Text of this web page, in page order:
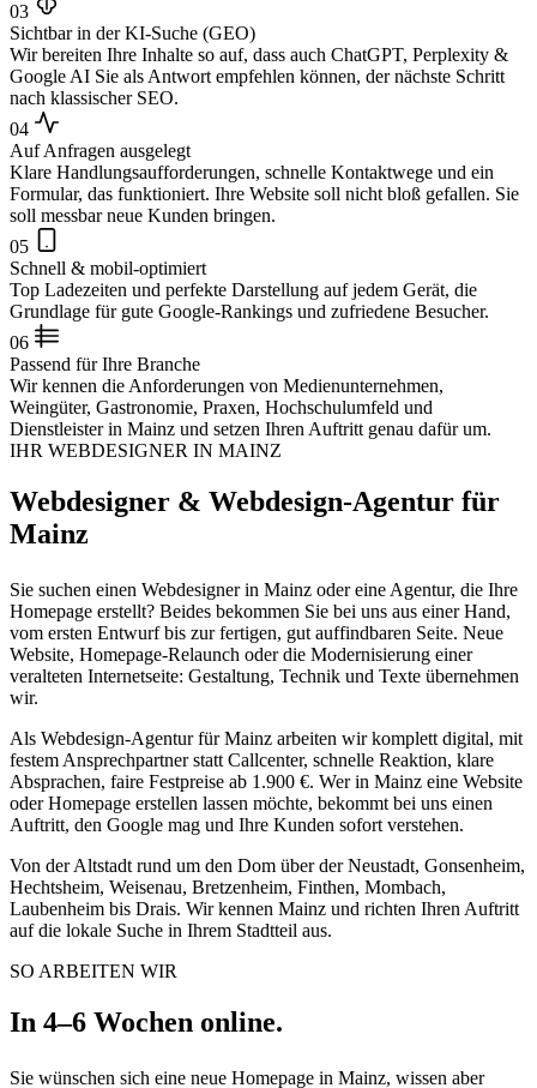
03
Sichtbar in der KI-Suche (GEO)
Wir bereiten Ihre Inhalte so auf, dass auch ChatGPT, Perplexity &
Google AI Sie als Antwort empfehlen können, der nächste Schritt
nach klassischer SEO.
04
Auf Anfragen ausgelegt
Klare Handlungsaufforderungen, schnelle Kontaktwege und ein
Formular, das funktioniert. Ihre Website soll nicht bloß gefallen. Sie
soll messbar neue Kunden bringen.
05
Schnell & mobil-optimiert
Top Ladezeiten und perfekte Darstellung auf jedem Gerät, die
Grundlage für gute Google-Rankings und zufriedene Besucher.
06
Passend für Ihre Branche
Wir kennen die Anforderungen von Medienunternehmen,
Weingüter, Gastronomie, Praxen, Hochschulumfeld und
Dienstleister in Mainz und setzen Ihren Auftritt genau dafür um.
IHR WEBDESIGNER IN MAINZ
Webdesigner & Webdesign-Agentur für
Mainz
Sie suchen einen Webdesigner in Mainz oder eine Agentur, die Ihre
Homepage erstellt? Beides bekommen Sie bei uns aus einer Hand,
vom ersten Entwurf bis zur fertigen, gut auffindbaren Seite. Neue
Website, Homepage-Relaunch oder die Modernisierung einer
veralteten Internetseite: Gestaltung, Technik und Texte übernehmen
wir.
Als Webdesign-Agentur für Mainz arbeiten wir komplett digital, mit
festem Ansprechpartner statt Callcenter, schnelle Reaktion, klare
Absprachen, faire Festpreise ab 1.900 €. Wer in Mainz eine Website
oder Homepage erstellen lassen möchte, bekommt bei uns einen
Auftritt, den Google mag und Ihre Kunden sofort verstehen.
Von der Altstadt rund um den Dom über der Neustadt, Gonsenheim,
Hechtsheim, Weisenau, Bretzenheim, Finthen, Mombach,
Laubenheim bis Drais. Wir kennen Mainz und richten Ihren Auftritt
auf die lokale Suche in Ihrem Stadtteil aus.
SO ARBEITEN WIR
In 4–6 Wochen online.
Sie wünschen sich eine neue Homepage in Mainz, wissen aber